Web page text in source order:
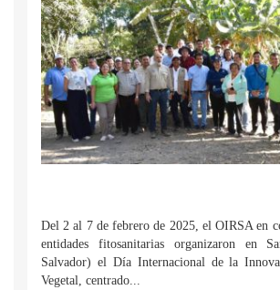
Del 2 al 7 de febrero de 2025, el OIRSA en
entidades fitosanitarias organizaron en
Salvador) el Día Internacional de la
Vegetal, centrado...